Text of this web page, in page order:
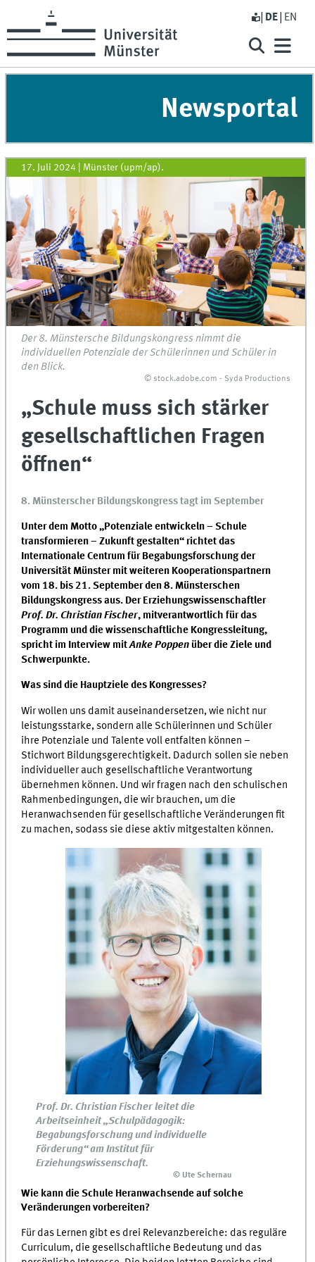
DE EN
Newsportal
17. Juli 2024 Münster (upm/ap).
Der 8. Münstersche Bildungskongress nimmt die
individuellen Potenziale der Schülerinnen und Schüler in
den Blick.
© stock.adobe.com - Syda Productions
„Schule muss sich stärker
gesellschaftlichen Fragen
öffnen“
8. Münsterscher Bildungskongress tagt im September
Unter dem Motto „Potenziale entwickeln – Schule
transformieren – Zukunft gestalten“ richtet das
Internationale Centrum für Begabungsforschung der
Universität Münster mit weiteren Kooperationspartnern
vom 18. bis 21. September den 8. Münsterschen
Bildungskongress aus. Der Erziehungswissenschaftler
Prof. Dr. Christian Fischer, mitverantwortlich für das
Programm und die wissenschaftliche Kongressleitung,
spricht im Interview mitAnke Poppen über die Ziele und
Schwerpunkte.
Was sind die Hauptziele des Kongresses?
Wir wollen uns damit auseinandersetzen, wie nicht nur
leistungsstarke, sondern alle Schülerinnen und Schüler
ihre Potenziale und Talente voll entfalten können –
Stichwort Bildungsgerechtigkeit. Dadurch sollen sie neben
individueller auch gesellschaftliche Verantwortung
übernehmen können. Und wir fragen nach den schulischen
Rahmenbedingungen, die wir brauchen, um die
Heranwachsenden für gesellschaftliche Veränderungen fit
zu machen, sodass sie diese aktiv mitgestalten können.
Prof. Dr. Christian Fischer leitet die
Arbeitseinheit „Schulpädagogik:
Begabungsforschung und individuelle
Förderung“ am Institut für
Erziehungswissenschaft.
© Ute Schernau
Wie kann die Schule Heranwachsende auf solche
Veränderungen vorbereiten?
Für das Lernen gibt es drei Relevanzbereiche: das reguläre
Curriculum, die gesellschaftliche Bedeutung und das